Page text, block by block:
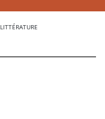
LITTÉRATURE